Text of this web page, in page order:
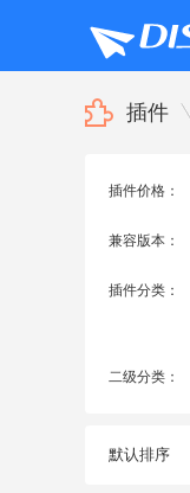
插件
插件价格：
兼容版本：
插件分类：
二级分类：
默认排序